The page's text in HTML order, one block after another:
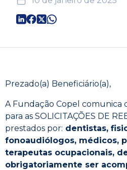
Prezado(a) Beneficiário(a),
A Fundação Copel comunica
para as SOLICITAÇÕES DE
prestados por: dentistas,
fonoaudiólogos, médicos,
terapeutas ocupacionais,
obrigatoriamente ser